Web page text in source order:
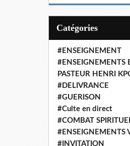
Catégories
#ENSEIGNEMENT
#ENSEIGNEMENTS
PASTEUR HENRI
#DELIVRANCE
#GUERISON
#Culte en direct
#COMBAT
#ENSEIGNEMENTS
#INVITATION